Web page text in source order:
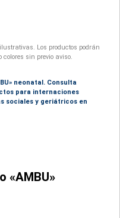
Los productos podrán
sin previo aviso.
neonatal. Consulta
para internaciones
sociales y geriátricos en
«AMBU»